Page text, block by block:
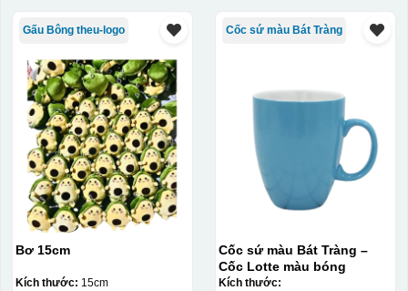
Gấu Bông theu-logo
Bơ 15cm
Kích thước: 15cm
Cốc sứ màu Bát Tràng
Cốc sứ màu Bát Tràng –
Cốc Lotte màu bóng
Kích thước: